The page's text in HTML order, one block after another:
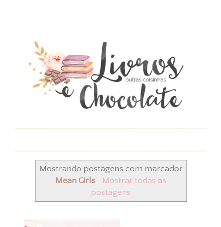
Mostrando postagens com marcador
Mean Girls.
Mostrar todas as
postagens